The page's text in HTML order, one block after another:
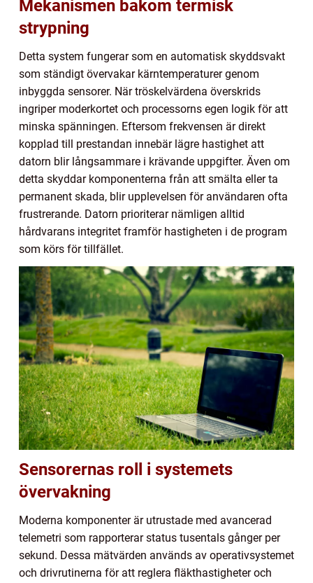
Mekanismen bakom termisk
strypning
Detta system fungerar som en automatisk skyddsvakt
som ständigt övervakar kärntemperaturer genom
inbyggda sensorer. När tröskelvärdena överskrids
ingriper moderkortet och processorns egen logik för att
minska spänningen. Eftersom frekvensen är direkt
kopplad till prestandan innebär lägre hastighet att
datorn blir långsammare i krävande uppgifter. Även om
detta skyddar komponenterna från att smälta eller ta
permanent skada, blir upplevelsen för användaren ofta
frustrerande. Datorn prioriterar nämligen alltid
hårdvarans integritet framför hastigheten i de program
som körs för tillfället.
Sensorernas roll i systemets
övervakning
Moderna komponenter är utrustade med avancerad
telemetri som rapporterar status tusentals gånger per
sekund. Dessa mätvärden används av operativsystemet
och drivrutinerna för att reglera fläkthastigheter och